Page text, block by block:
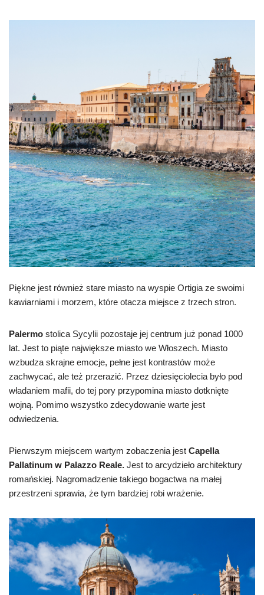
Piękne jest również stare miasto na wyspie Ortigia ze swoimi
kawiarniami i morzem, które otacza miejsce z trzech stron.
Palermo stolica Sycylii pozostaje jej centrum już ponad 1000
lat. Jest to piąte największe miasto we Włoszech. Miasto
wzbudza skrajne emocje, pełne jest kontrastów może
zachwycać, ale też przerazić. Przez dziesięciolecia było pod
władaniem mafii, do tej pory przypomina miasto dotknięte
wojną. Pomimo wszystko zdecydowanie warte jest
odwiedzenia.
Pierwszym miejscem wartym zobaczenia jest Capella
Pallatinum w Palazzo Reale. Jest to arcydzieło architektury
romańskiej. Nagromadzenie takiego bogactwa na małej
przestrzeni sprawia, że tym bardziej robi wrażenie.